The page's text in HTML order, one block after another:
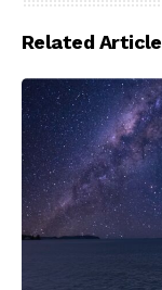
sociedad
Related